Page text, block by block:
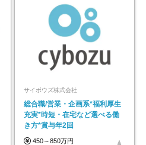
サイボウズ株式会社
総合職/営業・企画系*福利厚生
充実*時短・在宅など選べる働
き方*賞与年2回
450～850万円